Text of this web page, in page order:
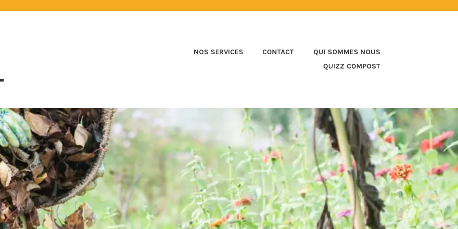
NOS SERVICES CONTACT
QUI SOMMES NOUS
QUIZZ COMPOST